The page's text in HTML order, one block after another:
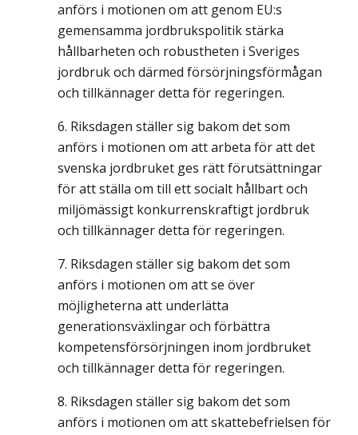
anförs i motionen om att genom EU:s
gemensamma jordbrukspolitik stärka
hållbarheten och robustheten i Sveriges
jordbruk och därmed försörjningsförmågan
och tillkännager detta för regeringen.
Riksdagen ställer sig bakom det som
anförs i motionen om att arbeta för att det
svenska jordbruket ges rätt förutsättningar
för att ställa om till ett socialt hållbart och
miljömässigt konkurrenskraftigt jordbruk
och tillkännager detta för regeringen.
Riksdagen ställer sig bakom det som
anförs i motionen om att se över
möjligheterna att underlätta
generationsväxlingar och förbättra
kompetensförsörjningen inom jordbruket
och tillkännager detta för regeringen.
Riksdagen ställer sig bakom det som
anförs i motionen om att skattebefrielsen för